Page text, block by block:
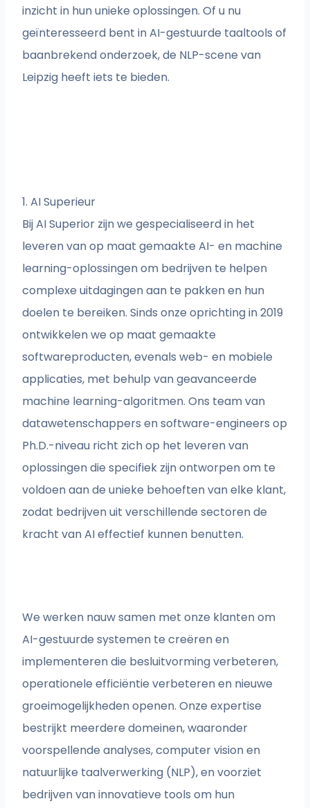
inzicht in hun unieke oplossingen. Of u nu
geïnteresseerd bent in AI-gestuurde taaltools of
baanbrekend onderzoek, de NLP-scene van
Leipzig heeft iets te bieden.
1. AI Superieur
Bij AI Superior zijn we gespecialiseerd in het
leveren van op maat gemaakte AI- en machine
learning-oplossingen om bedrijven te helpen
complexe uitdagingen aan te pakken en hun
doelen te bereiken. Sinds onze oprichting in 2019
ontwikkelen we op maat gemaakte
softwareproducten, evenals web- en mobiele
applicaties, met behulp van geavanceerde
machine learning-algoritmen. Ons team van
datawetenschappers en software-engineers op
Ph.D.-niveau richt zich op het leveren van
oplossingen die specifiek zijn ontworpen om te
voldoen aan de unieke behoeften van elke klant,
zodat bedrijven uit verschillende sectoren de
kracht van AI effectief kunnen benutten.
We werken nauw samen met onze klanten om
AI-gestuurde systemen te creëren en
implementeren die besluitvorming verbeteren,
operationele efficiëntie verbeteren en nieuwe
groeimogelijkheden openen. Onze expertise
bestrijkt meerdere domeinen, waaronder
voorspellende analyses, computer vision en
natuurlijke taalverwerking (NLP), en voorziet
bedrijven van innovatieve tools om hun